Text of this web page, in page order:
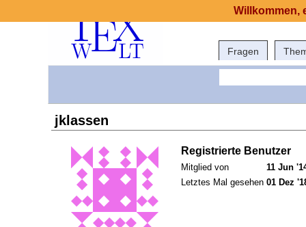
Fragen
jklassen
Registrierte Benutzer
Mitglied von
11 Jun
Letztes Mal gesehen 01 Dez
Willkommen,